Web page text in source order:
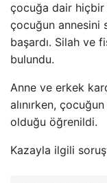
çocuğa dair hiçbir
çocuğun annesini
başardı. Silah ve
bulundu.
Anne ve erkek
alınırken,
olduğu öğrenildi.
Kazayla ilgili